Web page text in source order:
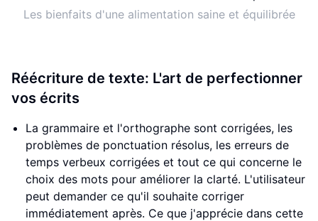
Les bienfaits d'une alimentation saine et équilibrée
Réécriture de texte: L'art de perfectionner
vos écrits
La grammaire et l'orthographe sont corrigées, les
problèmes de ponctuation résolus, les erreurs de
temps verbeux corrigées et tout ce qui concerne le
choix des mots pour améliorer la clarté. L'utilisateur
peut demander ce qu'il souhaite corriger
immédiatement après. Ce que j'apprécie dans cette